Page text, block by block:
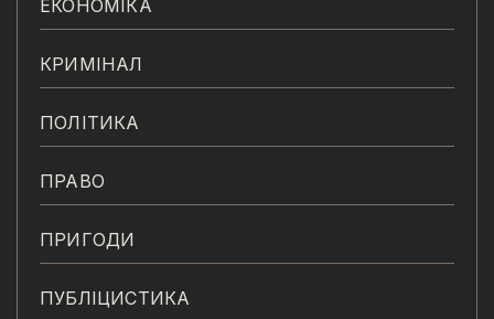
ЕКОНОМІКА
КРИМІНАЛ
ПОЛІТИКА
ПРАВО
ПРИГОДИ
ПУБЛІЦИСТИКА